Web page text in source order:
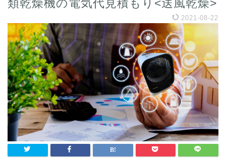
類乾燥機の電気代見積もり<送風乾燥>
2021-08-22